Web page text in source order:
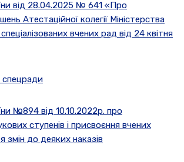
від 28.04.2025 № 641 «Про
Атестаційної колегії Міністерства
вчених рад від 24 квітня
спецради
№894 від 10.10.2022р. про
ступенів і присвоєння вчених
змін до деяких наказів